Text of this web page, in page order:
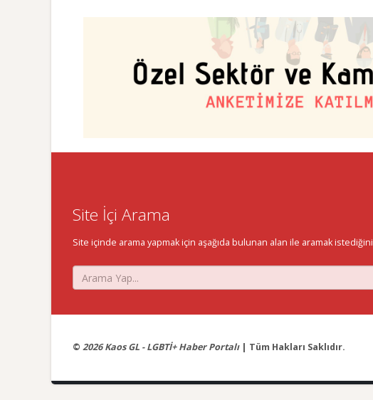
Site İçi Arama
Site içinde arama yapmak için aşağıda bulunan alan ile aramak
© 2026 Kaos GL - LGBTİ+ Haber Portalı| Tüm Hakları Saklıdır.